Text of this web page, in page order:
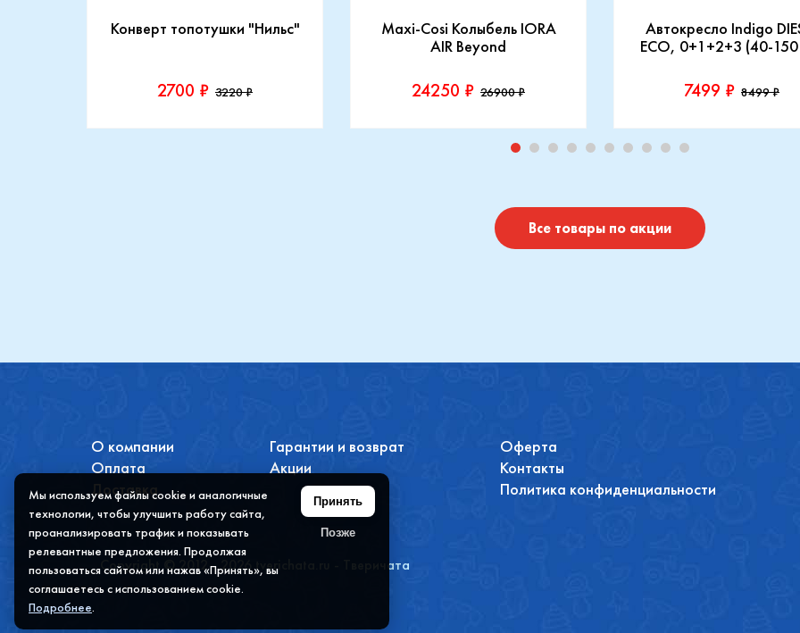
Конверт топотушки "Нильс"
2700 ₽ 3220 ₽
Производитель::
Maxi-Cosi Колыбель IORA
AIR Beyond
24250 ₽ 26900 ₽
Производитель::
Автокресло Indigo
ECO, 0+1+2+3 (40-
7499 ₽ 8499 ₽
Производитель::
Indigo
Все товары по акции
О компании
Оплата
Доставка
Гарантии и возврат
Акции
Оферта
Контакты
Политика конфиденциальности
Copyright © 2012 - 2026 tverichata.ru - Тверичата
Мы используем файлы cookie и аналогичные
технологии, чтобы улучшить работу сайта,
проанализировать трафик и показывать
релевантные предложения. Продолжая
пользоваться сайтом или нажав «Принять», вы
соглашаетесь с использованием cookie.
Подробнее.
Принять
Позже